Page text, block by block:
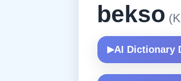
bekso
▶AI Dictionary